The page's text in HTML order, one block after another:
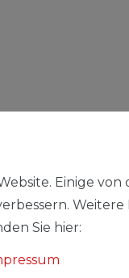
Einige
Sie hier: